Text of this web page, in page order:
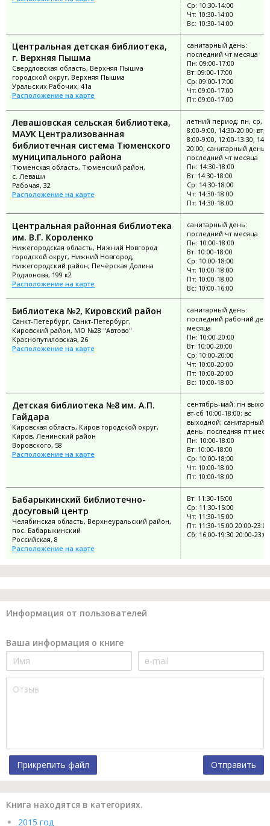
Ср: 10:30-14:00
Чт: 10:30-14:00
Вс: 10:30-14:00
Центральная детская библиотека,
г. Верхняя Пышма
Свердловская область, Верхняя Пышма
городской округ, Верхняя Пышма
Уральских Рабочих, 41а
Расположение на карте
санитарный день:
последний чт месяца
Пн: 09:00-17:00
Вт: 09:00-17:00
Ср: 09:00-17:00
Чт: 09:00-17:00
Пт: 09:00-17:00
Левашовская сельская библиотека,
МАУК Централизованная
библиотечная система Тюменского
муниципального района
Тюменская область, Тюменский район,
с. Леваши
Рабочая, 32
Расположение на карте
летний период: пн, ср,
8:00-9:00, 14:30-20:00; вт,
8:00-9:00, 12:00-13:30,
20:00; санитарный день:
последний чт месяца
Пн: 14:30-18:00
Вт: 14:30-18:00
Ср: 14:30-18:00
Чт: 14:30-18:00
Пт: 14:30-18:00
Центральная районная библиотека
им. В.Г. Короленко
Нижегородская область, Нижний Новгород
городской округ, Нижний Новгород,
Нижегородский район, Печёрская Долина
Родионова, 199 к2
Расположение на карте
санитарный день:
последний чт месяца
Пн: 10:00-18:00
Вт: 10:00-18:00
Ср: 10:00-18:00
Чт: 10:00-18:00
Пт: 10:00-18:00
Вс: 10:00-16:00
Библиотека №2, Кировский район
Санкт-Петербург, Санкт-Петербург,
Кировский район, МО №28 "Автово"
Краснопутиловская, 26
Расположение на карте
санитарный день:
последний рабочий
месяца
Пн: 10:00-20:00
Вт: 10:00-20:00
Ср: 10:00-20:00
Чт: 10:00-20:00
Пт: 10:00-20:00
Вс: 10:00-18:00
Детская библиотека №8 им. А.П.
Гайдара
Кировская область, Киров городской округ,
Киров, Ленинский район
Воровского, 58
Расположение на карте
сентябрь-май: пн
вт-сб 10:00-18:00; вс
выходной; санитарный
день: последняя пт
Пн: 10:00-18:00
Вт: 10:00-18:00
Ср: 10:00-18:00
Чт: 10:00-18:00
Пт: 10:00-18:00
Бабарыкинский библиотечно-
досуговый центр
Челябинская область, Верхнеуральский район,
пос. Бабарыкинский
Российская, 8
Расположение на карте
Вт: 11:30-15:00
Ср: 11:30-15:00
Чт: 11:30-15:00
Пт: 11:30-15:00 20:00-23:00
Сб: 16:00-19:30 20:00-23:00
Информация от пользователей
Ваша информация о книге
Прикрепить файл Отправить
Книга находятся в категориях.
2015 год